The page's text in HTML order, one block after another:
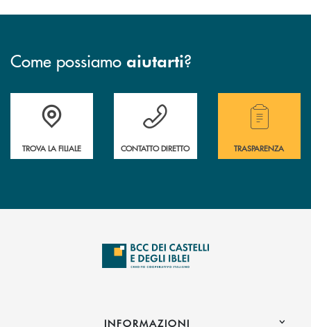
Come possiamo aiutarti?
Accedi all' elenco completo delle filiali .
TROVA LA FILIALE
Hai bisogno di assistenza immediata?
CONTATTO DIRETTO
Hai bisogno di
TRASPARENZA
INFORMAZIONI